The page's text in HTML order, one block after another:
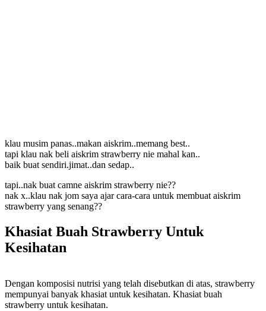
klau musim panas..makan aiskrim..memang best..
tapi klau nak beli aiskrim strawberry nie mahal kan..
baik buat sendiri.jimat..dan sedap..
tapi..nak buat camne aiskrim strawberry nie??
nak x..klau nak jom saya ajar cara-cara untuk membuat aiskrim
strawberry yang senang??
Khasiat Buah Strawberry Untuk
Kesihatan
Dengan komposisi nutrisi yang telah disebutkan di atas, strawberry
mempunyai banyak khasiat untuk kesihatan. Khasiat buah
strawberry untuk kesihatan.